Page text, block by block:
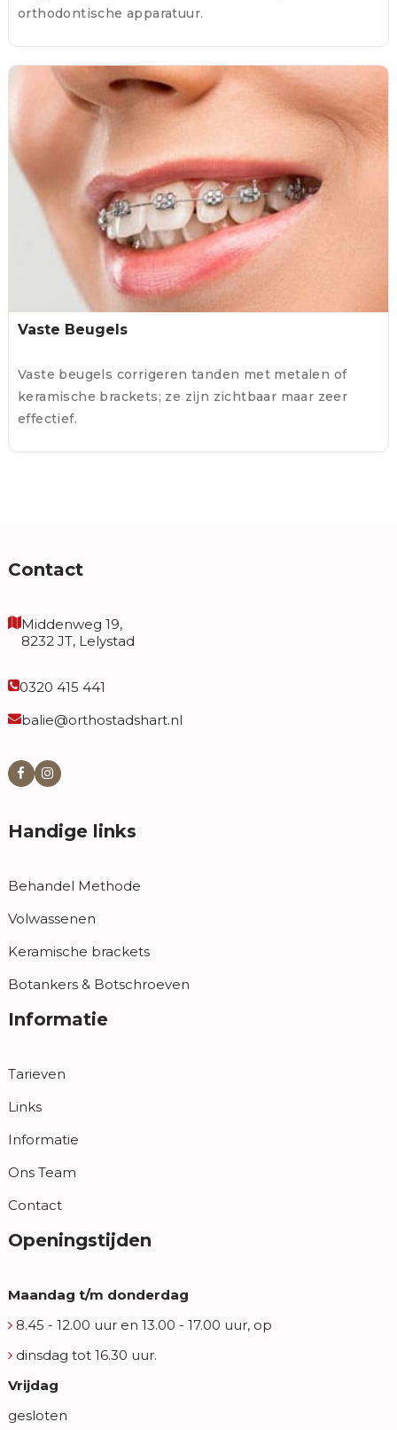
orthodontische apparatuur.
Vaste Beugels
Vaste beugels corrigeren tanden met metalen of
keramische brackets; ze zijn zichtbaar maar zeer
effectief.
Contact
Middenweg 19,
8232 JT, Lelystad
0320 415 441
balie@orthostadshart.nl
Handige links
Behandel Methode
Volwassenen
Keramische brackets
Botankers & Botschroeven
Informatie
Tarieven
Links
Informatie
Ons Team
Contact
Openingstijden
Maandag t/m donderdag
8.45 - 12.00 uur en 13.00 - 17.00 uur, op
dinsdag tot 16.30 uur.
Vrijdag
gesloten